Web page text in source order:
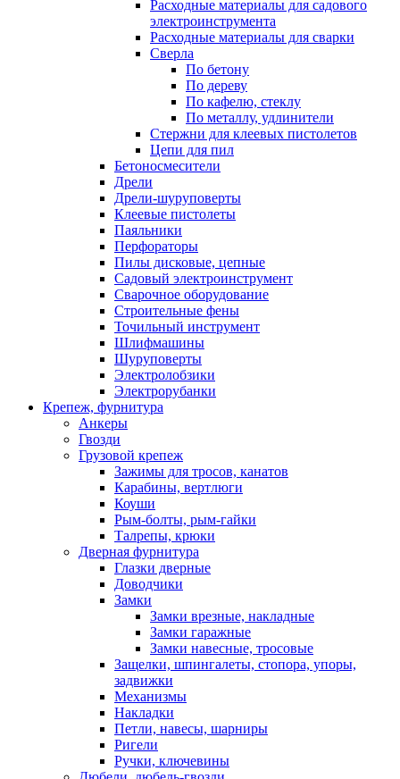
Расходные материалы для садового
электроинструмента
Расходные материалы для сварки
Сверла
По бетону
По дереву
По кафелю, стеклу
По металлу, удлинители
Стержни для клеевых пистолетов
Цепи для пил
Бетоносмесители
Дрели
Дрели-шуруповерты
Клеевые пистолеты
Паяльники
Перфораторы
Пилы дисковые, цепные
Садовый электроинструмент
Сварочное оборудование
Строительные фены
Точильный инструмент
Шлифмашины
Шуруповерты
Электролобзики
Электрорубанки
Крепеж, фурнитура
Анкеры
Гвозди
Грузовой крепеж
Зажимы для тросов, канатов
Карабины, вертлюги
Коуши
Рым-болты, рым-гайки
Талрепы, крюки
Дверная фурнитура
Глазки дверные
Доводчики
Замки
Замки врезные, накладные
Замки гаражные
Замки навесные, тросовые
Защелки, шпингалеты, стопора, упоры,
задвижки
Механизмы
Накладки
Петли, навесы, шарниры
Ригели
Ручки, ключевины